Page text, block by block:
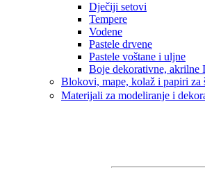
Dječiji setovi
Tempere
Vodene
Pastele drvene
Pastele voštane i uljne
Boje dekorativne, akrilne
Blokovi, mape, kolaž i papiri za
Materijali za modeliranje i